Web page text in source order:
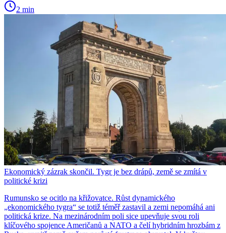
2 min
Ekonomický zázrak skončil. Tygr je bez drápů, země se zmítá v
politické krizi
Rumunsko se ocitlo na křižovatce. Růst dynamického
„ekonomického tygra“ se totiž téměř zastavil a zemi nepomáhá ani
politická krize. Na mezinárodním poli sice upevňuje svou roli
klíčového spojence Američanů a NATO a čelí hybridním hrozbám z